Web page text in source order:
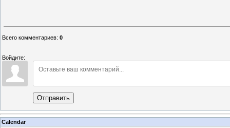
Всего комментариев: 0
Войдите:
Отправить
Calendar